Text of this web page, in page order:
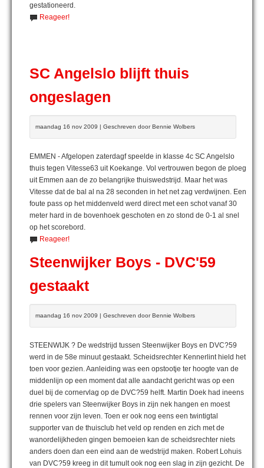
gestationeerd.
Reageer!
SC Angelslo blijft thuis
ongeslagen
maandag 16 nov 2009 | Geschreven door Bennie Wolbers
EMMEN - Afgelopen zaterdagf speelde in klasse 4c SC Angelslo
thuis tegen Vitesse63 uit Koekange. Vol vertrouwen begon de ploeg
uit Emmen aan de zo belangrijke thuiswedstrijd. Maar het was
Vitesse dat de bal al na 28 seconden in het net zag verdwijnen. Een
foute pass op het middenveld werd direct met een schot vanaf 30
meter hard in de bovenhoek geschoten en zo stond de 0-1 al snel
op het scorebord.
Reageer!
Steenwijker Boys - DVC'59
gestaakt
maandag 16 nov 2009 | Geschreven door Bennie Wolbers
STEENWIJK ? De wedstrijd tussen Steenwijker Boys en DVC?59
werd in de 58e minuut gestaakt. Scheidsrechter Kennerlint hield het
toen voor gezien. Aanleiding was een opstootje ter hoogte van de
middenlijn op een moment dat alle aandacht gericht was op een
duel bij de cornervlag op de DVC?59 helft. Martin Doek had ineens
drie spelers van Steenwijker Boys in zijn nek hangen en moest
rennen voor zijn leven. Toen er ook nog eens een twintigtal
supporter van de thuisclub het veld op renden en zich met de
wanordelijkheden gingen bemoeien kan de scheidsrechter niets
anders doen dan een eind aan de wedstrijd maken. Robert Lohuis
van DVC?59 kreeg in dit tumult ook nog een slag in zijn gezicht. De